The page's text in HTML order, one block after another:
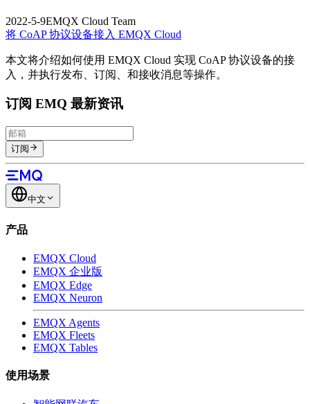
2022-5-9EMQX Cloud Team
将 CoAP 协议设备接入 EMQX Cloud
本文将介绍如何使用 EMQX Cloud 实现 CoAP 协议设备的接
入，并执行发布、订阅、和接收消息等操作。
订阅 EMQ 最新资讯
订阅
中文
产品
EMQX Cloud
EMQX 企业版
EMQX Edge
EMQX Neuron
EMQX Agents
EMQX Fleets
EMQX Tables
使用场景